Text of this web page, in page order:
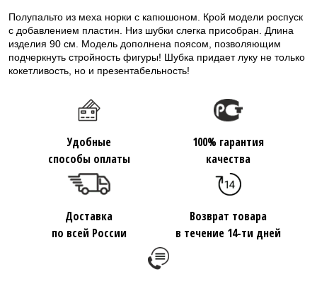
Полупальто из меха норки с капюшоном. Крой модели роспуск
с добавлением пластин. Низ шубки слегка присобран. Длина
изделия 90 см. Модель дополнена поясом, позволяющим
подчеркнуть стройность фигуры! Шубка придает луку не только
кокетливость, но и презентабельность!
Удобные
способы оплаты
100% гарантия
качества
Доставка
по всей России
Возврат товара
в течение 14-ти дней